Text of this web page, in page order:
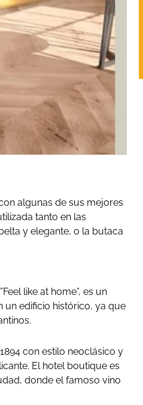
algunas de sus mejores
tanto en las
y elegante, o la butaca
like at home”, es un
un edificio histórico, ya que
con estilo neoclásico y
El hotel boutique es
donde el famoso vino